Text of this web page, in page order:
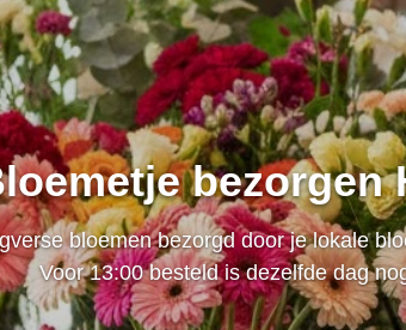
bezorgen
bloemen bezorgd door je lokale
Voor 13:00 besteld is dezelfde dag